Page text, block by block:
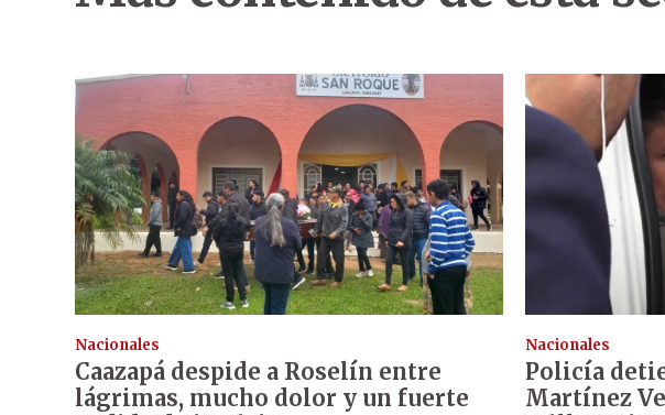
Nacionales
Caazapá despide a Roselín entre
lágrimas, mucho dolor y un fuerte
Nacionales
Policía
Martínez